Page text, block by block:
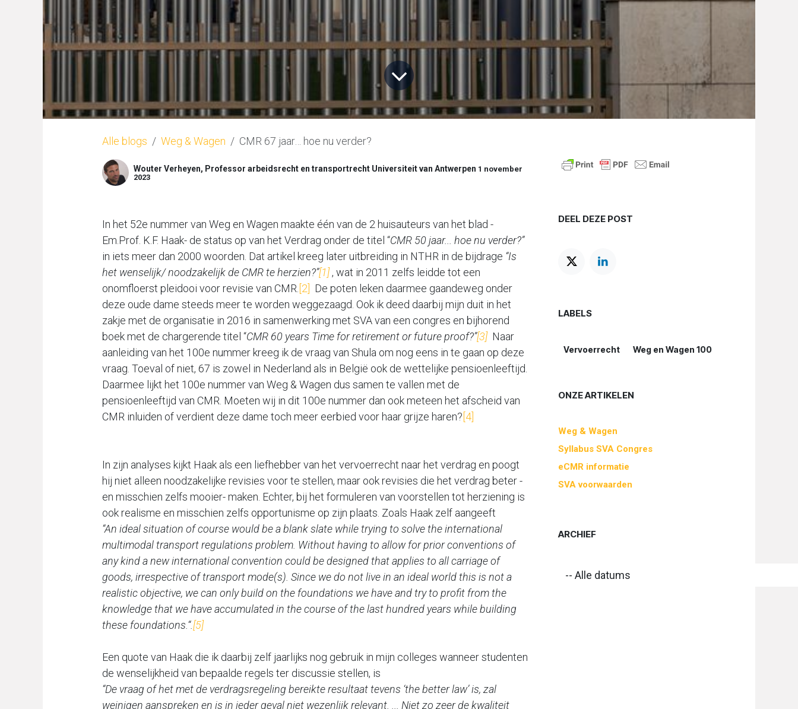
Alle blogs Weg & Wagen CMR 67 jaar… hoe nu verder?
Wouter Verheyen, Professor arbeidsrecht en transportrecht Universiteit van Antwerpen 1 november
2023
In het 52e nummer van Weg en Wagen maakte één van de 2 huisauteurs van het blad -
Em.Prof. K.F. Haak- de status op van het Verdrag onder de titel “CMR 50 jaar... hoe nu verder?”
in iets meer dan 2000 woorden. Dat artikel kreeg later uitbreiding in NTHR in de bijdrage “Is
het wenselijk/ noodzakelijk de CMR te herzien?”[1], wat in 2011 zelfs leidde tot een
onomfloerst pleidooi voor revisie van CMR. [2]
De poten leken daarmee gaandeweg onder
deze oude dame steeds meer te worden weggezaagd. Ook ik deed daarbij mijn duit in het
zakje met de organisatie in 2016 in samenwerking met SVA van een congres en bijhorend
boek met de chargerende titel “CMR 60 years Time for retirement or future proof?”[3] Naar
aanleiding van het 100e nummer kreeg ik de vraag van Shula om nog eens in te gaan op deze
vraag. Toeval of niet, 67 is zowel in Nederland als in België ook de wettelijke pensioenleeftijd.
Daarmee lijkt het 100e nummer van Weg & Wagen dus samen te vallen met de
pensioenleeftijd van CMR. Moeten wij in dit 100e nummer dan ook meteen het afscheid van
CMR inluiden of verdient deze dame toch meer eerbied voor haar grijze haren? [4]
In zijn analyses kijkt Haak als een liefhebber van het vervoerrecht naar het verdrag en poogt
hij niet alleen noodzakelijke revisies voor te stellen, maar ook revisies die het verdrag beter -
en misschien zelfs mooier- maken. Echter, bij het formuleren van voorstellen tot herziening is
ook realisme en misschien zelfs opportunisme op zijn plaats. Zoals Haak zelf aangeeft
“An ideal situation of course would be a blank slate while trying to solve the international
multimodal transport regulations problem. Without having to allow for prior conventions of
any kind a new international convention could be designed that applies to all carriage of
goods, irrespective of transport mode(s). Since we do not live in an ideal world this is not a
realistic objective, we can only build on the foundations we have and try to profit from the
knowledge that we have accumulated in the course of the last hundred years while building
these foundations.“.[5]
Een quote van Haak die ik daarbij zelf jaarlijks nog gebruik in mijn colleges wanneer studenten
de wenselijkheid van bepaalde regels ter discussie stellen, is
“De vraag of het met de verdragsregeling bereikte resultaat tevens ‘the better law’ is, zal
weinigen aanspreken en is in ieder geval niet wezenlijk relevant. ... Niet zo zeer de kwaliteit
DEEL DEZE POST
LABELS
Vervoerrecht Weg en Wagen 100
ONZE ARTIKELEN
Weg & Wagen
Syllabus SVA Congres
eCMR informatie
SVA voorwaarden
ARCHIEF